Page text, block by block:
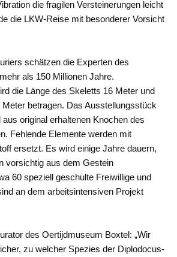
die fragilen Versteinerungen leicht
die LKW-Reise mit besonderer Vorsicht
schätzen die Experten des
als 150 Millionen Jahre.
die Länge des Skeletts 16 Meter und
betragen. Das Ausstellungsstück
original erhaltenen Knochen des
Fehlende Elemente werden mit
ersetzt. Es wird einige Jahre dauern,
vorsichtig aus dem Gestein
60 speziell geschulte Freiwillige und
an dem arbeitsintensiven Projekt
des Oertijdmuseum Boxtel: „Wir
zu welcher Spezies der Diplodocus-